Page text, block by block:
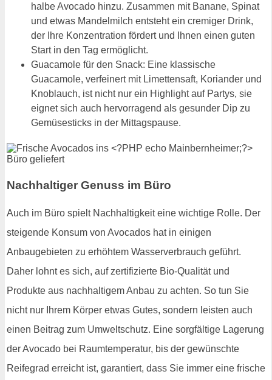
halbe Avocado hinzu. Zusammen mit Banane, Spinat
und etwas Mandelmilch entsteht ein cremiger Drink,
der Ihre Konzentration fördert und Ihnen einen guten
Start in den Tag ermöglicht.
Guacamole für den Snack: Eine klassische
Guacamole, verfeinert mit Limettensaft, Koriander und
Knoblauch, ist nicht nur ein Highlight auf Partys, sie
eignet sich auch hervorragend als gesunder Dip zu
Gemüsesticks in der Mittagspause.
Nachhaltiger Genuss im Büro
Auch im Büro spielt Nachhaltigkeit eine wichtige Rolle. Der
steigende Konsum von Avocados hat in einigen
Anbaugebieten zu erhöhtem Wasserverbrauch geführt.
Daher lohnt es sich, auf zertifizierte Bio-Qualität und
Produkte aus nachhaltigem Anbau zu achten. So tun Sie
nicht nur Ihrem Körper etwas Gutes, sondern leisten auch
einen Beitrag zum Umweltschutz. Eine sorgfältige Lagerung
der Avocado bei Raumtemperatur, bis der gewünschte
Reifegrad erreicht ist, garantiert, dass Sie immer eine frische